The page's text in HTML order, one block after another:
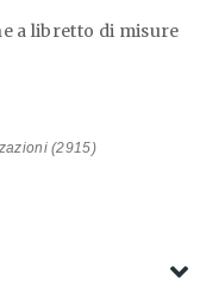
a libretto di misure
(2915)